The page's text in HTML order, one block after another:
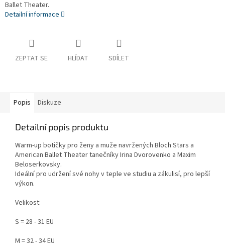
Ballet Theater.
Detailní informace
ZEPTAT SE HLÍDAT SDÍLET
Popis Diskuze
Detailní popis produktu
Warm-up botičky pro ženy a muže navržených Bloch Stars a
American Ballet Theater tanečníky Irina Dvorovenko a Maxim
Beloserkovsky.
Ideální pro udržení své nohy v teple ve studiu a zákulisí, pro lepší
výkon.
Velikost:
S = 28 - 31 EU
M = 32 - 34 EU